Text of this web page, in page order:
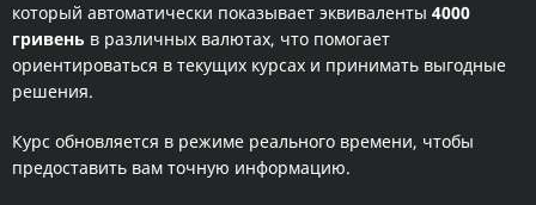
который автоматически показывает эквиваленты 4000
гривень в различных валютах, что помогает
ориентироваться в текущих курсах и принимать выгодные
решения.
Курс обновляется в режиме реального времени, чтобы
предоставить вам точную информацию.